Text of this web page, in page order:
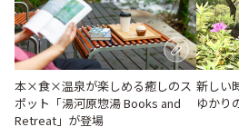
本×食×温泉が楽しめる癒しのス
ポット「湯河原惣湯 Books and
Retreat」が登場
新しい
ゆかり